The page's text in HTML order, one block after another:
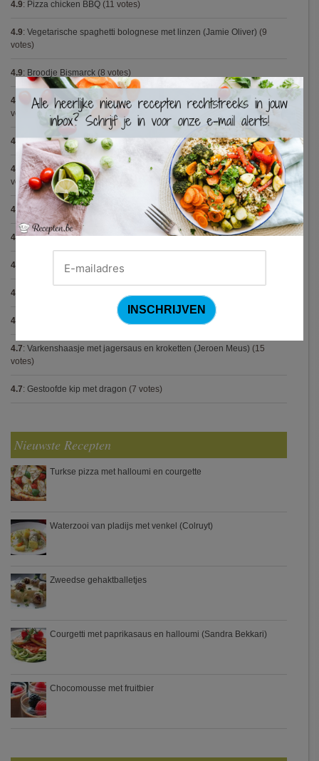
4.9: Pizza chicken BBQ (11 votes)
4.9: Vegetarische spaghetti bolognese met linzen (Jamie Oliver) (9
votes)
4.9: Broodje Bismarck (8 votes)
4.9 Aspergepuree met garnalen en zure room (Piet Huysentruyt)(7
votes)
4.8 :Spaghetti all'Amatriciana (Antonio Carluccio)(12 votes)
4.8:Aperitiefglaasje met gegrilde groentjes en gedroogde ham(11
votes)
4.8 : Met spinazie en mozzarella gevulde varkenshaas(10 votes)
4.8:Gegrilde pesto toastjes (8 votes)
4.8 Seafood chowder(6 votes)
4.8 Zalmfilet op een bedje van asperges(5 votes)
4.8
4.7: Varkenshaasje met jagersaus en kroketten (Jeroen Meus) (15
votes)
4.7: Gestoofde kip met dragon (7 votes)
Nieuwste Recepten
Turkse pizza met halloumi en courgette
Waterzooi van pladijs met venkel (Colruyt)
Zweedse gehaktballetjes
Courgetti met paprikasaus en halloumi (Sandra Bekkari)
Chocomousse met fruitbier
×